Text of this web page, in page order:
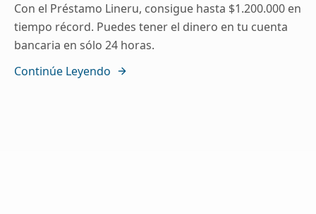
Con el Préstamo Lineru, consigue hasta $1.200.000 en
tiempo récord. Puedes tener el dinero en tu cuenta
bancaria en sólo 24 horas.
Continúe Leyendo